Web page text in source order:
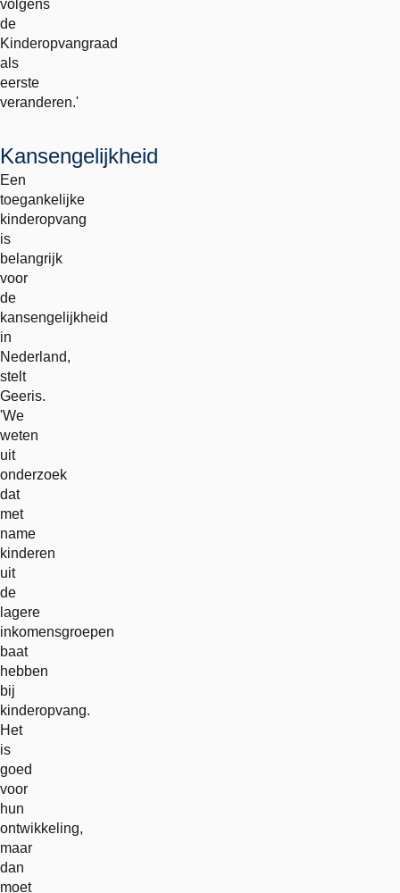
volgens
de
Kinderopvangraad
als
eerste
veranderen.'
Kansengelijkheid
Een
toegankelijke
kinderopvang
is
belangrijk
voor
de
kansengelijkheid
in
Nederland,
stelt
Geeris.
'We
weten
uit
onderzoek
dat
met
name
kinderen
uit
de
lagere
inkomensgroepen
baat
hebben
bij
kinderopvang.
Het
is
goed
voor
hun
ontwikkeling,
maar
dan
moet